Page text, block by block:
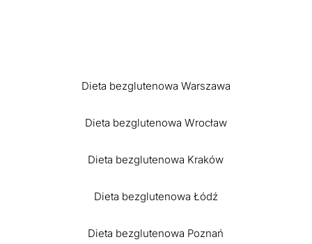
Dieta bezglutenowa Warszawa
Dieta bezglutenowa Wrocław
Dieta bezglutenowa Kraków
Dieta bezglutenowa Łódź
Dieta bezglutenowa Poznań